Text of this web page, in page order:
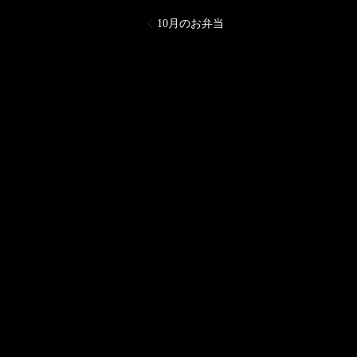
10月のお弁当